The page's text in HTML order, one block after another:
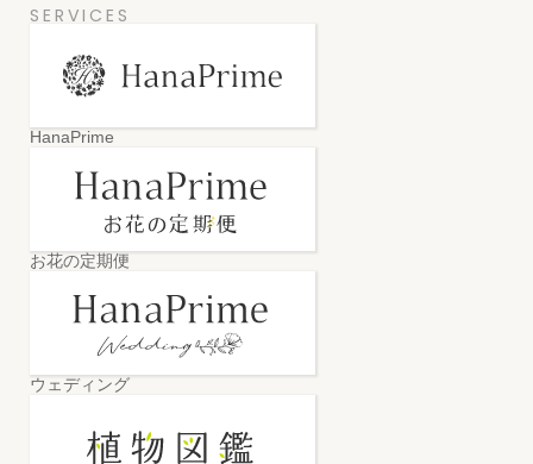
SERVICES
HanaPrime
お花の定期便
ウェディング